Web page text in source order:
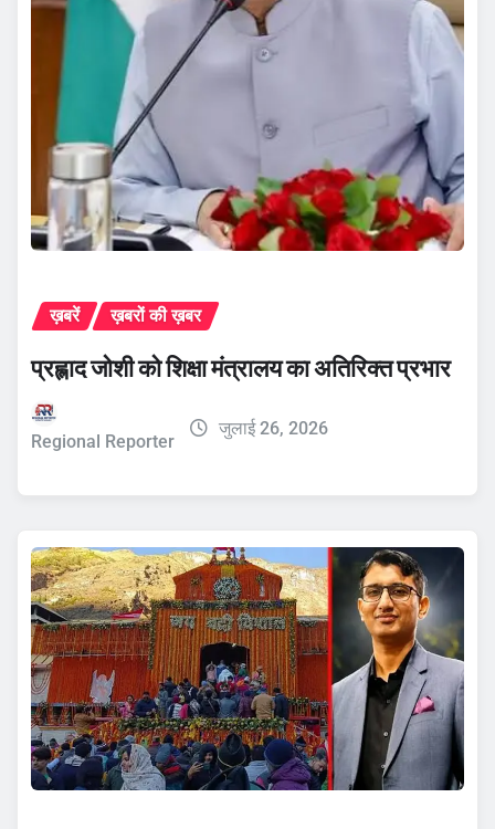
ख़बरें ख़बरों की ख़बर
प्रह्लाद जोशी को शिक्षा मंत्रालय का अतिरिक्त प्रभार
Regional Reporter
जुलाई 26, 2026